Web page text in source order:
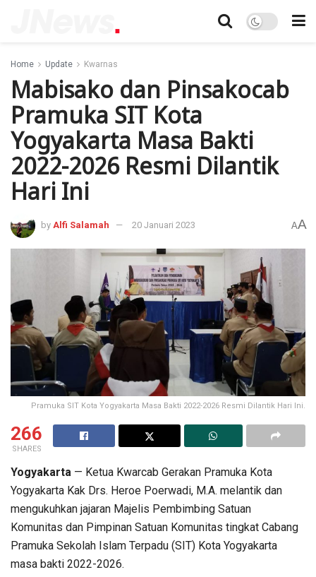
Home Update Kwarnas
Mabisako dan Pinsakocab
Pramuka SIT Kota
Yogyakarta Masa Bakti
2022-2026 Resmi Dilantik
Hari Ini
by Alfi Salamah 20 Januari 2023 AA
Pramuka SIT Kota Yogyakarta Masa Bakti 2022-2026 Resmi Dilantik Hari Ini.
266
SHARES
Yogyakarta — Ketua Kwarcab Gerakan Pramuka Kota
Yogyakarta Kak Drs. Heroe Poerwadi, M.A. melantik dan
mengukuhkan jajaran Majelis Pembimbing Satuan
Komunitas dan Pimpinan Satuan Komunitas tingkat Cabang
Pramuka Sekolah Islam Terpadu (SIT) Kota Yogyakarta
masa bakti 2022-2026.